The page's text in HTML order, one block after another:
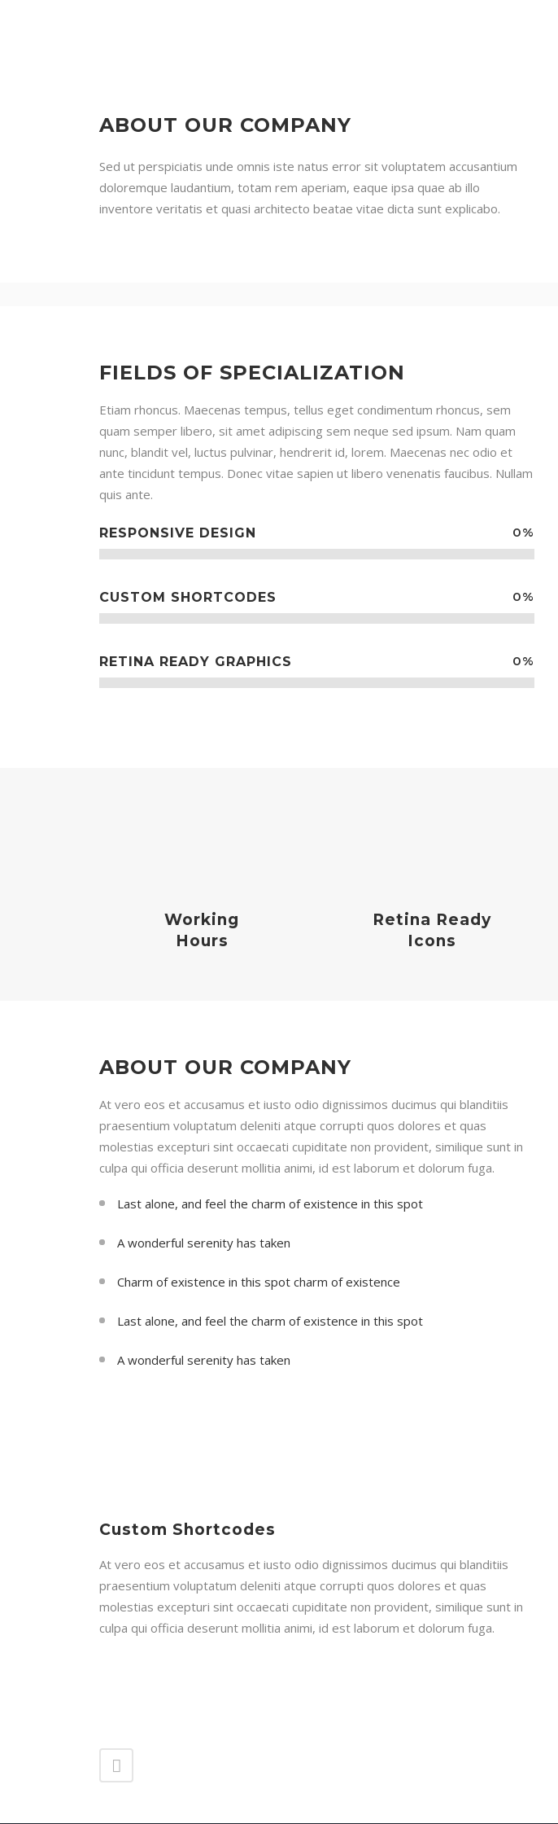
ABOUT OUR COMPANY
Sed ut perspiciatis unde omnis iste natus error sit voluptatem accusantium
doloremque laudantium, totam rem aperiam, eaque ipsa quae ab illo
inventore veritatis et quasi architecto beatae vitae dicta sunt explicabo.
FIELDS OF SPECIALIZATION
Etiam rhoncus. Maecenas tempus, tellus eget condimentum rhoncus, sem
quam semper libero, sit amet adipiscing sem neque sed ipsum. Nam quam
nunc, blandit vel, luctus pulvinar, hendrerit id, lorem. Maecenas nec odio et
ante tincidunt tempus. Donec vitae sapien ut libero venenatis faucibus. Nullam
quis ante.
RESPONSIVE DESIGN 0%
CUSTOM SHORTCODES 0%
RETINA READY GRAPHICS 0%
Working
Hours
Retina Ready
Icons
ABOUT OUR COMPANY
At vero eos et accusamus et iusto odio dignissimos ducimus qui blanditiis
praesentium voluptatum deleniti atque corrupti quos dolores et quas
molestias excepturi sint occaecati cupiditate non provident, similique sunt in
culpa qui officia deserunt mollitia animi, id est laborum et dolorum fuga.
Last alone, and feel the charm of existence in this spot
A wonderful serenity has taken
Charm of existence in this spot charm of existence
Last alone, and feel the charm of existence in this spot
A wonderful serenity has taken
Custom Shortcodes
At vero eos et accusamus et iusto odio dignissimos ducimus qui blanditiis
praesentium voluptatum deleniti atque corrupti quos dolores et quas
molestias excepturi sint occaecati cupiditate non provident, similique sunt in
culpa qui officia deserunt mollitia animi, id est laborum et dolorum fuga.